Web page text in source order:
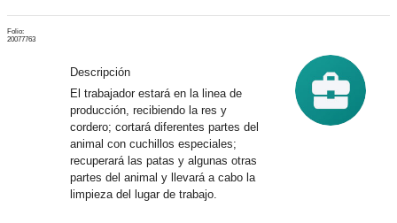
login
Folio:
20077763
Descripción
El trabajador estará en la linea de
producción, recibiendo la res y
cordero; cortará diferentes partes del
animal con cuchillos especiales;
recuperará las patas y algunas otras
partes del animal y llevará a cabo la
limpieza del lugar de trabajo.